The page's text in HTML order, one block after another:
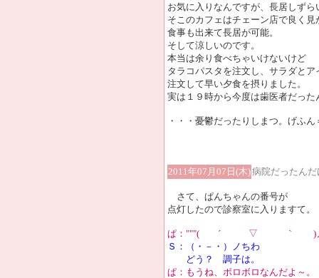
お気に入りなんですが、長居しずら
そこのカフェはチェーン店で良く見
食事も出来て長居が可能。
そして涼しいのです。
本当は余り食べちゃいけないけど
タラコパスタを注文し、サラダとア
注文して早い夕食を摂りました。
実は１９時から今度は歯医者だった
・・・憂鬱だったりしまつ。げふん
2011年07月07日(木)病院だったん
さて、ぱんちゃんの番号が
点灯したので診察室に入りますて。
ぱ："""( ´ ▽ ｀ )ノ""
Ｓ：（・－・）ノちわ
どう？ 調子は。
ぱ：もうね、ボロボロなんだよ～。